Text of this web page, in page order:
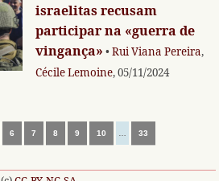
israelitas recusam
participar na «guerra de
vingança» • Rui Viana Pereira,
Cécile Lemoine, 05/11/2024
6 7 8 9 10 33